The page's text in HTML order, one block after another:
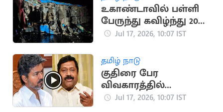
உகாண்டாவில் பள்ளி
பேருந்து கவிழ்ந்து 20
மாணவர்கள் பலி
Jul 17, 2026, 10:07 IST
தமிழ் நாடு
குதிரை பேர
விவகாரத்தில்
முதல்வர் விஜய்தான்
Jul 17, 2026, 10:07 IST